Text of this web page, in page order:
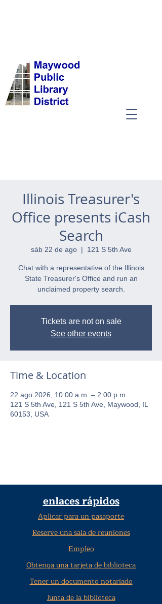
Illinois Treasurer's
Office presents iCash
Search
sáb 22 de ago
  |
121 S 5th Ave
Chat with a representative of the Illinois
State Treasurer's Office and run an
unclaimed property search.
Tickets are not on sale
See other events
Time & Location
22 ago 2026, 10:00 a.m. – 2:00 p.m.
121 S 5th Ave, 121 S 5th Ave, Maywood, IL
60153, USA
enlaces rápidos
Aplicar para un pasaporte
Reserve una sala de reuniones
Empleo
Obtenga una tarjeta de biblioteca
Tener un documento notariado
Junta de la biblioteca